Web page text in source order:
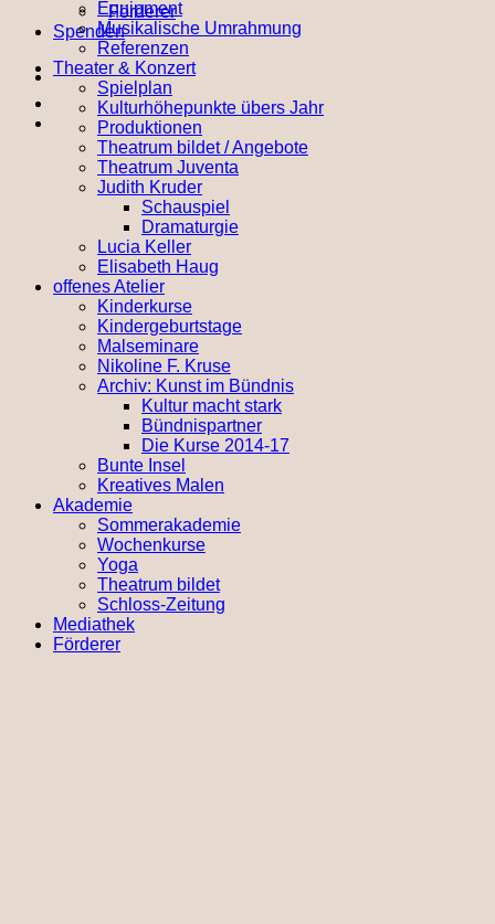
Förderer
Spenden
Equipment
Musikalische Umrahmung
Referenzen
Theater & Konzert
Spielplan
Kulturhöhepunkte übers Jahr
Produktionen
Theatrum bildet / Angebote
Theatrum Juventa
Judith Kruder
Schauspiel
Dramaturgie
Lucia Keller
Elisabeth Haug
offenes Atelier
Kinderkurse
Kindergeburtstage
Malseminare
Nikoline F. Kruse
Archiv: Kunst im Bündnis
Kultur macht stark
Bündnispartner
Die Kurse 2014-17
Bunte Insel
Kreatives Malen
Akademie
Sommerakademie
Wochenkurse
Yoga
Theatrum bildet
Schloss-Zeitung
Mediathek
Förderer